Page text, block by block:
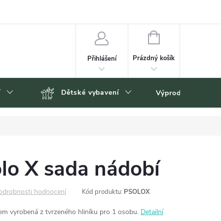
Přihlášení
NÁKUPNÍ
Prázdný košík
Dětské vybavení Výprodej
X sada nádobí
hodnocení Kód produktu: PSOLOX
vyrobená z tvrzeného hliníku pro 1 osobu. Detailní